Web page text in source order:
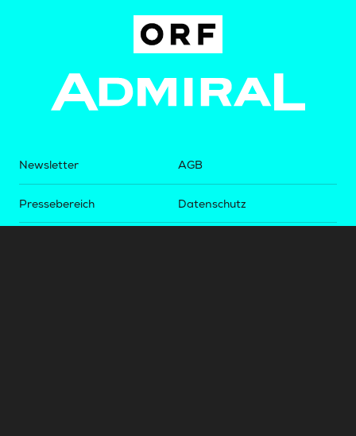
Newsletter
Pressebereich
AGB
Datenschutz